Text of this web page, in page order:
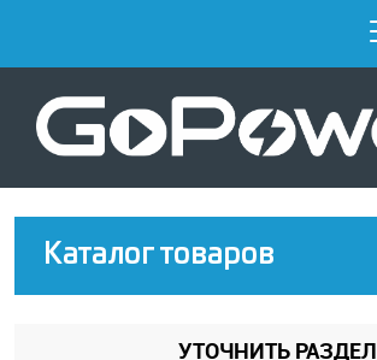
Каталог товаров
УТОЧНИТЬ РАЗДЕЛ